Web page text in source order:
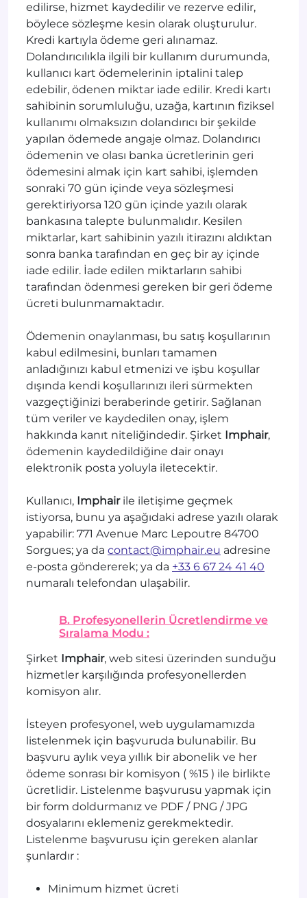
edilirse, hizmet kaydedilir ve rezerve edilir,
böylece sözleşme kesin olarak oluşturulur.
Kredi kartıyla ödeme geri alınamaz.
Dolandırıcılıkla ilgili bir kullanım durumunda,
kullanıcı kart ödemelerinin iptalini talep
edebilir, ödenen miktar iade edilir. Kredi kartı
sahibinin sorumluluğu, uzağa, kartının fiziksel
kullanımı olmaksızın dolandırıcı bir şekilde
yapılan ödemede angaje olmaz. Dolandırıcı
ödemenin ve olası banka ücretlerinin geri
ödemesini almak için kart sahibi, işlemden
sonraki 70 gün içinde veya sözleşmesi
gerektiriyorsa 120 gün içinde yazılı olarak
bankasına talepte bulunmalıdır. Kesilen
miktarlar, kart sahibinin yazılı itirazını aldıktan
sonra banka tarafından en geç bir ay içinde
iade edilir. İade edilen miktarların sahibi
tarafından ödenmesi gereken bir geri ödeme
ücreti bulunmamaktadır.
Ödemenin onaylanması, bu satış koşullarının
kabul edilmesini, bunları tamamen
anladığınızı kabul etmenizi ve işbu koşullar
dışında kendi koşullarınızı ileri sürmekten
vazgeçtiğinizi beraberinde getirir. Sağlanan
tüm veriler ve kaydedilen onay, işlem
hakkında kanıt niteliğindedir. Şirket Imphair,
ödemenin kaydedildiğine dair onayı
elektronik posta yoluyla iletecektir.
Kullanıcı, Imphairile iletişime geçmek
istiyorsa, bunu ya aşağıdaki adrese yazılı olarak
yapabilir: 771 Avenue Marc Lepoutre 84700
Sorgues; ya da contact@imphair.eu adresine
e-posta göndererek; ya da +33 6 67 24 41 40
numaralı telefondan ulaşabilir.
B. Profesyonellerin Ücretlendirme ve
Sıralama Modu :
Şirket Imphair, web sitesi üzerinden sunduğu
hizmetler karşılığında profesyonellerden
komisyon alır.
İsteyen profesyonel, web uygulamamızda
listelenmek için başvuruda bulunabilir. Bu
başvuru aylık veya yıllık bir abonelik ve her
ödeme sonrası bir komisyon ( %15 ) ile birlikte
ücretlidir. Listelenme başvurusu yapmak için
bir form doldurmanız ve PDF / PNG / JPG
dosyalarını eklemeniz gerekmektedir.
Listelenme başvurusu için gereken alanlar
şunlardır :
Minimum hizmet ücreti